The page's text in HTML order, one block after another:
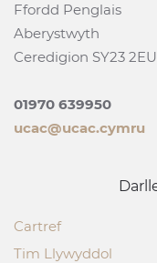
Ffordd Penglais
Aberystwyth
Ceredigion SY23 2EU
01970 639950
ucac@ucac.cymru
Cartref
Tim Llywyddol